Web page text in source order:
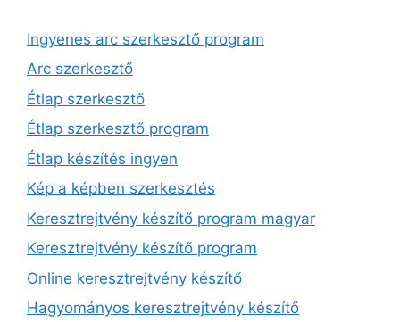
Ingyenes arc szerkesztő program
Arc szerkesztő
Étlap szerkesztő
Étlap szerkesztő program
Étlap készítés ingyen
Kép a képben szerkesztés
Keresztrejtvény készítő program magyar
Keresztrejtvény készítő program
Online keresztrejtvény készítő
Hagyományos keresztrejtvény készítő